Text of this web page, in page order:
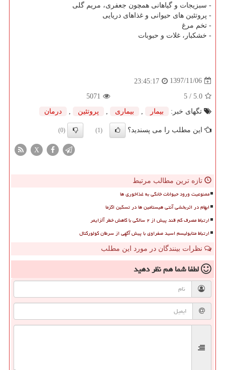
- سبزیجات و گیاهانی همچون جعفری، مریم گلی
- پروتئین های حیوانی و غذاهای دریایی
- تخم مرغ
- خشكبار، غلات و حبوبات
1397/11/06
23:45:17
5.0
/ 5
5071
تگهای خبر:
بیمار بیماری پروتئین درمان
این مطلب را می پسندید؟ (1)
(0)
X
تازه ترین مطالب مرتبط
ممنوعیت ورود حیوانات خانگی به غذاخوری ها
ابهام در اثربخشی آنتی هیستامین ها در تسکین اگزما
ارتباط مصرف کم قند پیش از ۲ سالگی با کاهش خطر آلزایمر
ارتباط متابولیسم اسید صفراوی با پیش آگهی از سرطان کولورکتال
نظرات بینندگان در مورد این مطلب
لطفا شما همنظر دهید